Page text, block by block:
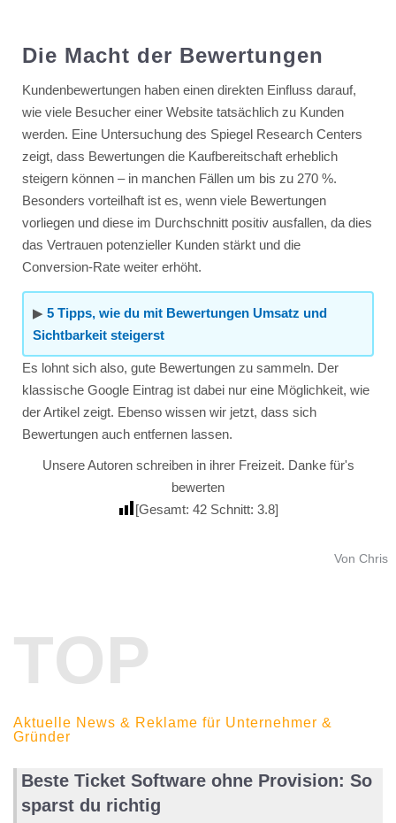
Die Macht der Bewertungen
Kundenbewertungen haben einen direkten Einfluss darauf,
wie viele Besucher einer Website tatsächlich zu Kunden
werden. Eine Untersuchung des Spiegel Research Centers
zeigt, dass Bewertungen die Kaufbereitschaft erheblich
steigern können – in manchen Fällen um bis zu 270 %.
Besonders vorteilhaft ist es, wenn viele Bewertungen
vorliegen und diese im Durchschnitt positiv ausfallen, da dies
das Vertrauen potenzieller Kunden stärkt und die
Conversion-Rate weiter erhöht.
▶ 5 Tipps, wie du mit Bewertungen Umsatz und
Sichtbarkeit steigerst
Es lohnt sich also, gute Bewertungen zu sammeln. Der
klassische Google Eintrag ist dabei nur eine Möglichkeit, wie
der Artikel zeigt. Ebenso wissen wir jetzt, dass sich
Bewertungen auch entfernen lassen.
Unsere Autoren schreiben in ihrer Freizeit. Danke für's
bewerten
[Gesamt: 42 Schnitt: 3.8]
Von Chris
TOP
Aktuelle News & Reklame für Unternehmer &
Gründer
Beste Ticket Software ohne Provision: So
sparst du richtig